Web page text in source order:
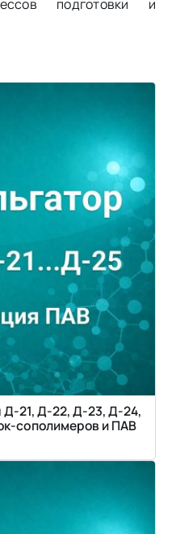
подготовки и
Д-21, Д-22, Д-23, Д-24,
сополимеров и ПАВ